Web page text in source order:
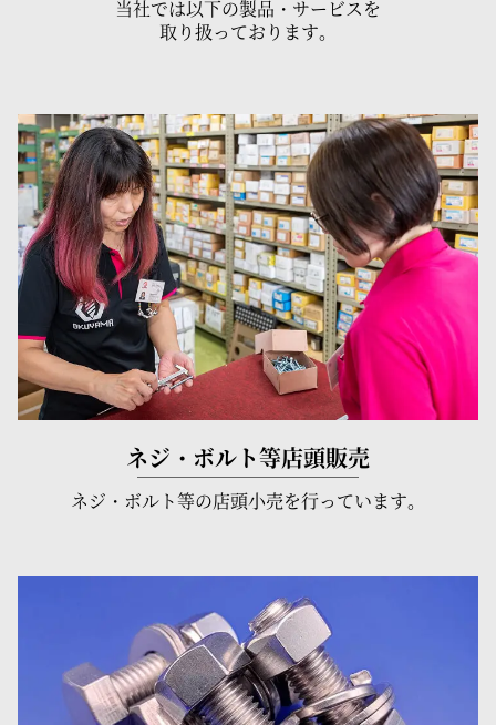
当社では以下の製品・サービスを
取り扱っております。
ネジ・ボルト等店頭販売
ネジ・ボルト等の店頭小売を行っています。